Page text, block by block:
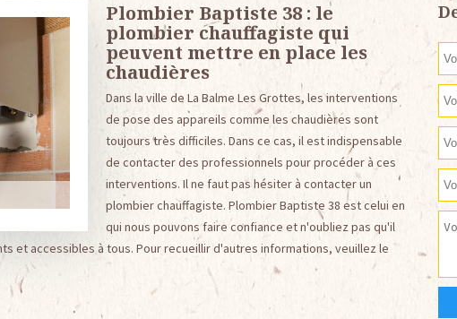
Plombier Baptiste 38 : le
plombier chauffagiste qui
peuvent mettre en place les
chaudières
Dans la ville de La Balme Les Grottes, les interventions
de pose des appareils comme les chaudières sont
toujours très difficiles. Dans ce cas, il est indispensable
de contacter des professionnels pour procéder à ces
interventions. Il ne faut pas hésiter à contacter un
plombier chauffagiste. Plombier Baptiste 38 est celui en
qui nous pouvons faire confiance et n'oubliez pas qu'il
et accessibles à tous. Pour recueillir d'autres informations, veuillez le